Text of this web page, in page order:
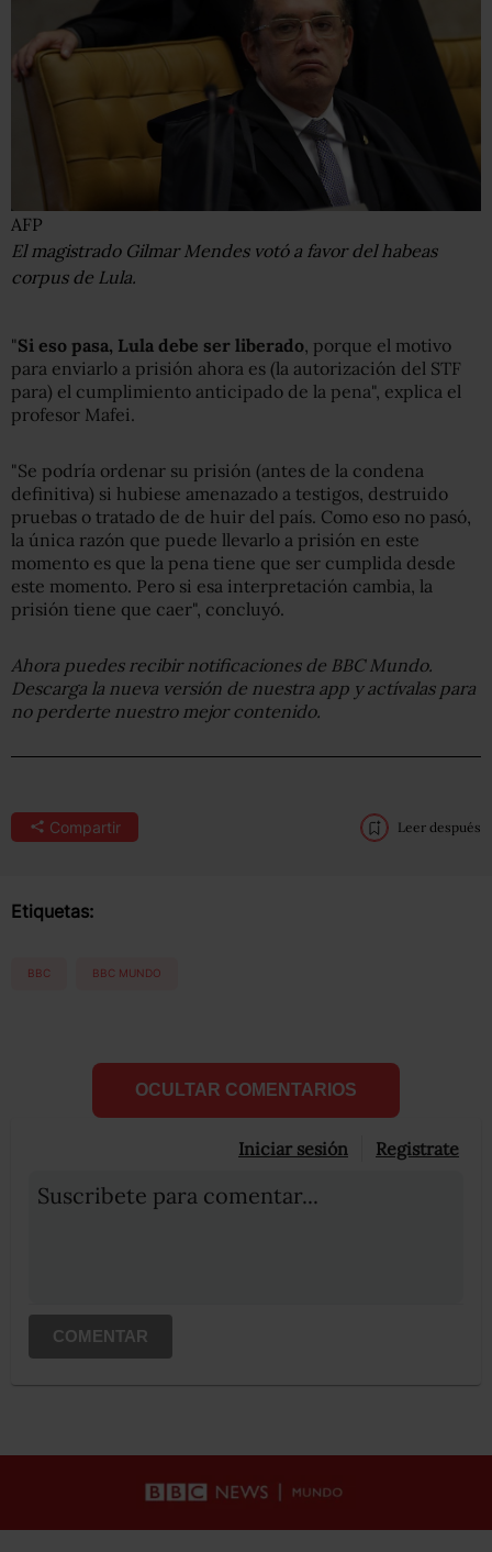
AFP
El magistrado Gilmar Mendes votó a favor del habeas
corpus de Lula.
"Si eso pasa, Lula debe ser liberado , porque el motivo
para enviarlo a prisión ahora es (la autorización del STF
para) el cumplimiento anticipado de la pena", explica el
profesor Mafei.
"Se podría ordenar su prisión (antes de la condena
definitiva) si hubiese amenazado a testigos, destruido
pruebas o tratado de de huir del país. Como eso no pasó,
la única razón que puede llevarlo a prisión en este
momento es que la pena tiene que ser cumplida desde
este momento. Pero si esa interpretación cambia, la
prisión tiene que caer", concluyó.
Ahora puedes recibir notificaciones de BBC Mundo.
Descarga la nueva versión de nuestra app y actívalas para
no perderte nuestro mejor contenido.
Compartir Leer después
Etiquetas:
BBC BBC MUNDO
OCULTAR COMENTARIOS
Iniciar sesión Registrate
Suscribete para comentar...
COMENTAR